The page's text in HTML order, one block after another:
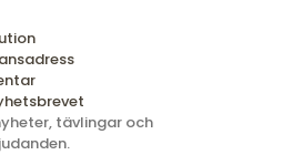
tävlingar och